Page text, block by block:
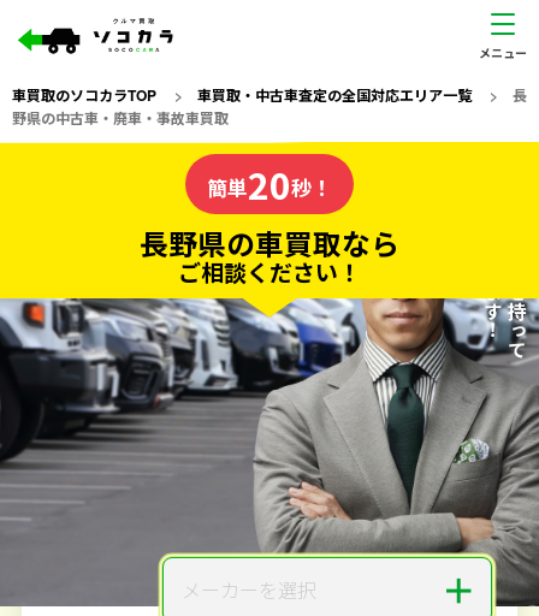
車買取のソコカラTOP > 車買取・中古車査定の全国対応エリア一覧> 長
野県の中古車・廃車・事故車買取
の車買取なら
ソコカラの
電話か出張か、高い方の査定を提案。
だから高価買取!
私たちが責任を持って
査定いたします！
簡単20秒！
長野県の車買取なら
ご相談ください！
20秒で入力完了！
無料で カンタンWeb査定
ご依頼いただいたお車を丁寧に査定いたします
メーカーを選択 ＋